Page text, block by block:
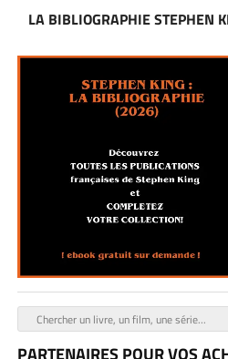
LA BIBLIOGRAPHIE STEPHEN